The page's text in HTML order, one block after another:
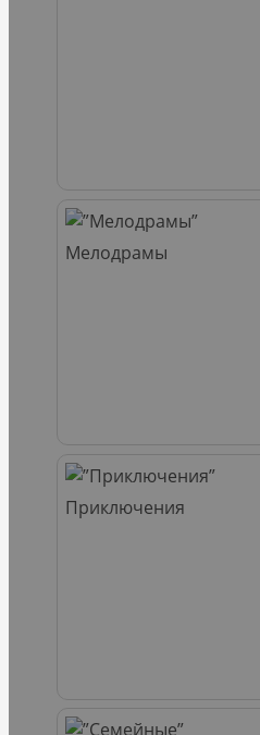
Мелодрамы
Приключения